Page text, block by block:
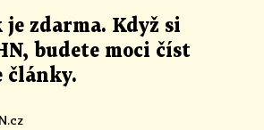
je zdarma. Když si
budete moci číst
články.